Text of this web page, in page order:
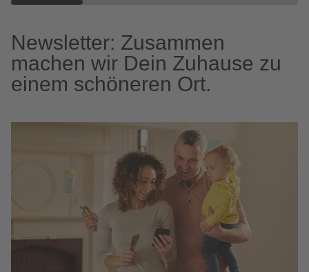
Newsletter: Zusammen
machen wir Dein Zuhause zu
einem schöneren Ort.